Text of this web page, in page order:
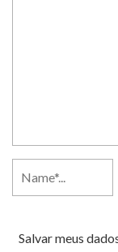
Salvar meus